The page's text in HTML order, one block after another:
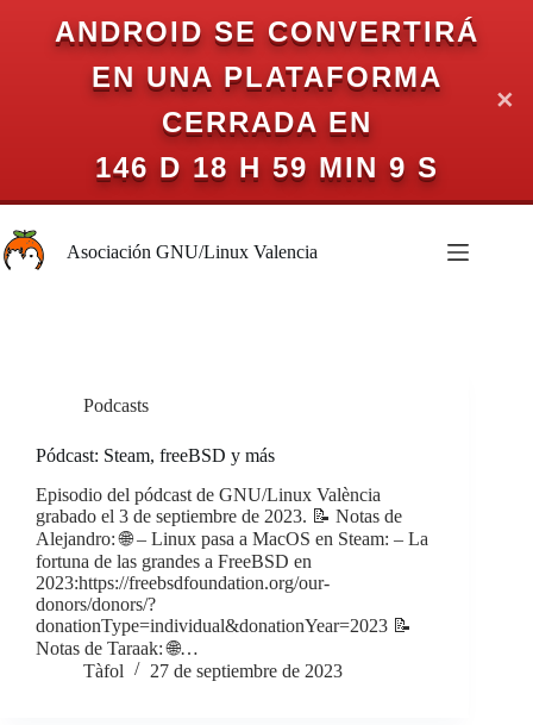
ANDROID SE CONVERTIRÁ
EN UNA PLATAFORMA
CERRADA EN
146 D 18 H 59 MIN 9 S
✕
al
contenidoAsociación GNU/Linux Valencia
Podcasts
Pódcast: Steam, freeBSD y más
Episodio del pódcast de GNU/Linux València
grabado el 3 de septiembre de 2023. 📝 Notas de
Alejandro: 🌐 – Linux pasa a MacOS en Steam: – La
fortuna de las grandes a FreeBSD en
2023:https://freebsdfoundation.org/our-
donors/donors/?
donationType=individual&donationYear=2023 📝
Notas de Taraak: 🌐…
Tàfol
27 de septiembre de 2023